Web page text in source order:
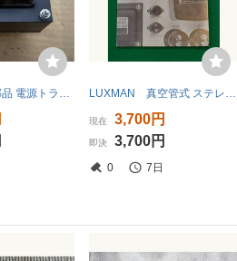
真空管アンプ部品 電源トランス LUXKIT S-1757 LUXMAN 真空管式 ステレオ パワーアンプ・キッド 組立説明書 KMQ60
現在 3,700円
即決 3,700円
0 7日